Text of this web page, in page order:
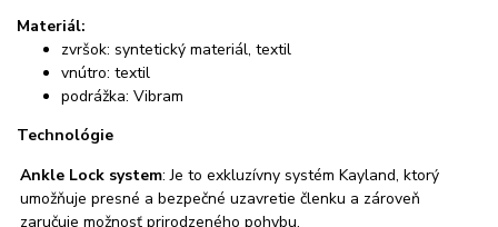
Materiál:
zvršok: syntetický materiál, textil
vnútro: textil
podrážka: Vibram
Technológie
Ankle Lock system: Je to exkluzívny systém Kayland, ktorý
umožňuje presné a bezpečné uzavretie členku a zároveň
zaručuje možnosť prirodzeného pohybu.